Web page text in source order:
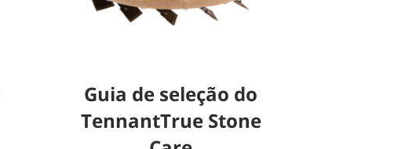
Guia de seleção do
TennantTrue Stone